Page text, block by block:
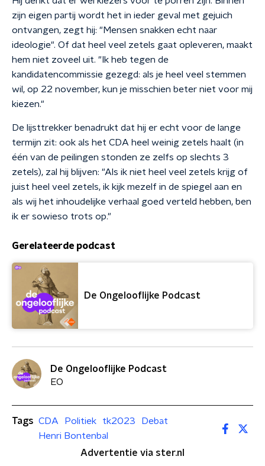
zijn eigen partij wordt het in ieder geval met gejuich
ontvangen, zegt hij: "Mensen snakken echt naar
ideologie". Of dat heel veel zetels gaat opleveren, maakt
hem niet zoveel uit. "Ik heb tegen de
kandidatencommissie gezegd: als je heel veel stemmen
wil, op 22 november, kun je misschien beter niet voor mij
kiezen."
De lijsttrekker benadrukt dat hij er echt voor de lange
termijn zit: ook als het CDA heel weinig zetels haalt (in
één van de peilingen stonden ze zelfs op slechts 3
zetels), zal hij blijven: "Als ik niet heel veel zetels krijg of
juist heel veel zetels, ik kijk mezelf in de spiegel aan en
als wij het inhoudelijke verhaal goed verteld hebben, ben
ik er sowieso trots op."
Gerelateerde podcast
De Ongelooflijke Podcast
De Ongelooflijke Podcast
EO
Tags CDA Politiek tk2023
Debat
Henri Bontenbal
Advertentie via ster.nl